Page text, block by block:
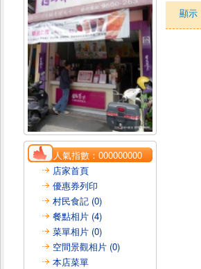
人氣指數：000000000
店家首頁
優惠券列印
村民食記 (0)
餐點相片 (4)
菜單相片 (0)
空間景觀相片 (0)
本店菜單
顯示